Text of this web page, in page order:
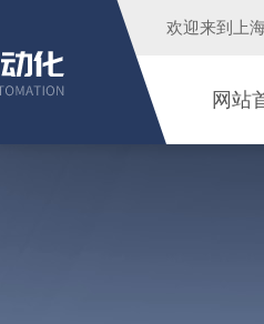
欢迎来到 上
网站